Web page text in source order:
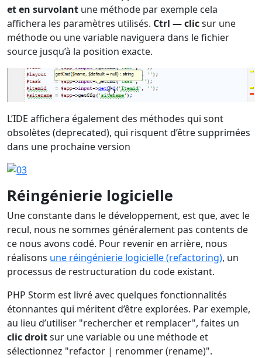
et en survolant une méthode par exemple cela
affichera les paramètres utilisés. Ctrl — clicsur une
méthode ou une variable naviguera dans le fichier
source jusqu’à la position exacte.
L’IDE affichera également des méthodes qui sont
obsolètes (deprecated), qui risquent d’être supprimées
dans une prochaine version
Réingénierie logicielle
Une constante dans le développement, est que, avec le
recul, nous ne sommes généralement pas contents de
ce nous avons codé. Pour revenir en arrière, nous
réalisons une réingénierie logicielle (refactoring), un
processus de restructuration du code existant.
PHP Storm est livré avec quelques fonctionnalités
étonnantes qui méritent d’être explorées. Par exemple,
au lieu d’utiliser "rechercher et remplacer", faites un
clic droitsur une variable ou une méthode et
sélectionnez "refactor | renommer (rename)".